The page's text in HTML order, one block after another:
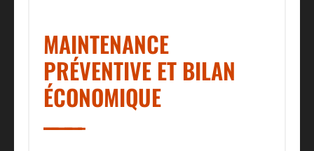
MAINTENANCE
PRÉVENTIVE ET BILAN
ÉCONOMIQUE